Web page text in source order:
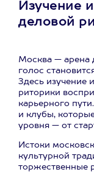
Изучение
деловой
Москва — арена
голос
Здесь изучение
риторики
карьерного
и клубы,
уровня — от
Истоки
культурной
торжественные